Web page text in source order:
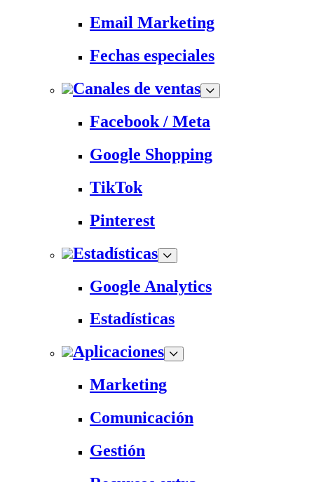
Email Marketing
Fechas especiales
Canales de ventas
Facebook / Meta
Google Shopping
TikTok
Pinterest
Estadísticas
Google Analytics
Estadísticas
Aplicaciones
Marketing
Comunicación
Gestión